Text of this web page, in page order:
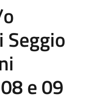
e 09